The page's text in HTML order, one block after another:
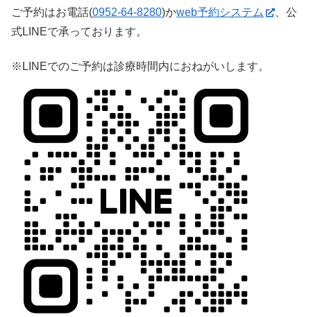
ご予約はお電話(0952-64-8280)かweb予約システム
、公
式LINEで承っております。
※LINEでのご予約は診療時間内におねがいします。